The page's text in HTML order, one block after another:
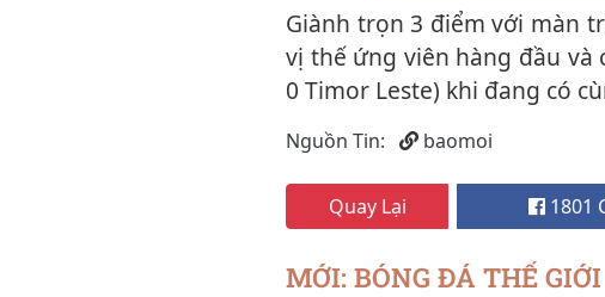
Giành trọn 3 điểm với màn trình diễn hiệu quả, U19 Indonesia tiếp tục khẳng định
vị thế ứng viên hàng đầu và
0 Timor Leste) khi đang có
Nguồn Tin: baomoi
Quay Lại 1801
MỚI: BÓNG ĐÁ THẾ GIỚI